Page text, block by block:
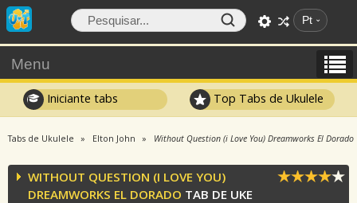
Pt
Menu
Iniciante tabs Top Tabs de Ukulele
Tabs de Ukulele Elton John Without Question (i Love You) Dreamworks El Dorado
WITHOUT QUESTION (I LOVE YOU)
DREAMWORKS EL DORADO TAB DE UKE